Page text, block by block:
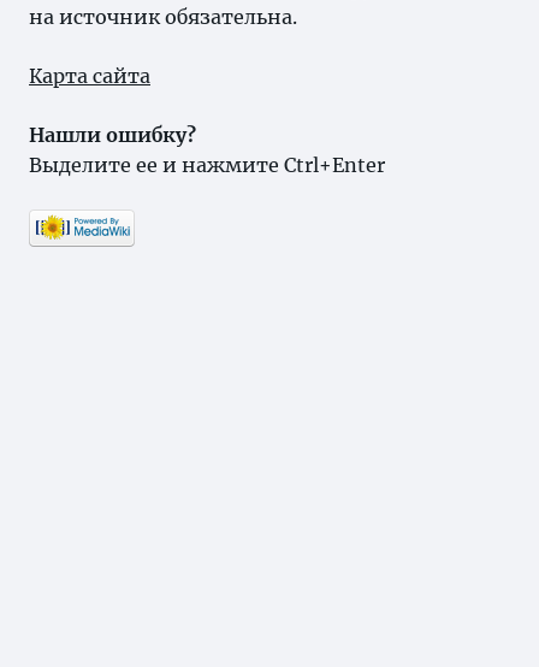
на источник обязательна.
Карта сайта
Нашли ошибку?
Выделите ее и нажмите Ctrl+Enter